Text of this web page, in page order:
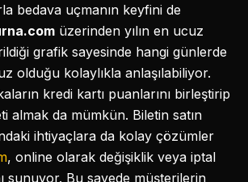
bedava uçmanın keyfini de
üzerinden yılın en ucuz
grafik sayesinde hangi günlerde
olduğu kolaylıkla anlaşılabiliyor.
kredi kartı puanlarını birleştirip
almak da mümkün. Biletin satın
ihtiyaçlara da kolay çözümler
, online olarak değişiklik veya iptal
sunuyor. Bu sayede müşterilerin